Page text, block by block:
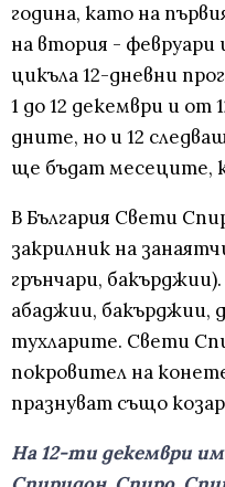
година, като на
на втория - февруари
цикъла 12-дневни
1 до 12 декември и от
дните, но и 12
ще бъдат месеците,
В България Свети
закрилник на
грънчари,
абаджии, бакърджии,
тухларите. Свети
покровител на
празнуват също
На 12-ти декември